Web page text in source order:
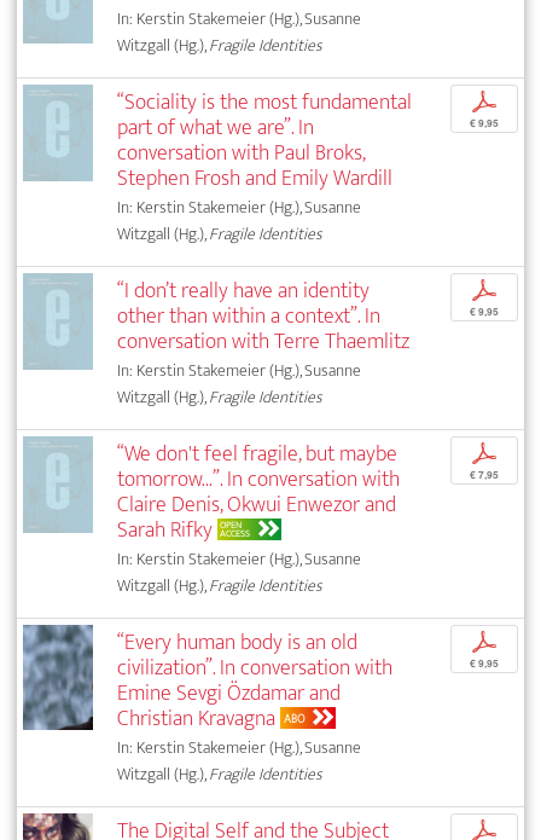
In: Kerstin Stakemeier (Hg.), Susanne
Witzgall (Hg.),Fragile Identities
“Sociality is the most fundamental
part of what we are”. In
conversation with Paul Broks,
Stephen Frosh and Emily Wardill
In: Kerstin Stakemeier (Hg.), Susanne
Witzgall (Hg.),Fragile Identities
p
€ 9,95
“I don’t really have an identity
other than within a context”. In
conversation with Terre Thaemlitz
In: Kerstin Stakemeier (Hg.), Susanne
Witzgall (Hg.),Fragile Identities
p
€ 9,95
“We don't feel fragile, but maybe
tomorrow...”. In conversation with
Claire Denis, Okwui Enwezor and
Sarah Rifky OPEN
ACCESS
In: Kerstin Stakemeier (Hg.), Susanne
Witzgall (Hg.),Fragile Identities
p
€ 7,95
“Every human body is an old
civilization”. In conversation with
Emine Sevgi Özdamar and
Christian Kravagna ABO
In: Kerstin Stakemeier (Hg.), Susanne
Witzgall (Hg.),Fragile Identities
p
€ 9,95
The Digital Self and the Subject p